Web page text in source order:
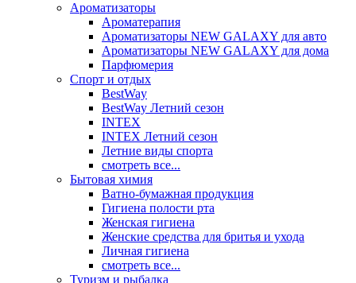
Ароматизаторы
Ароматерапия
Ароматизаторы NEW GALAXY для авто
Ароматизаторы NEW GALAXY для дома
Парфюмерия
Спорт и отдых
BestWay
BestWay Летний сезон
INTEX
INTEX Летний сезон
Летние виды спорта
смотреть все...
Бытовая химия
Ватно-бумажная продукция
Гигиена полости рта
Женская гигиена
Женские средства для бритья и ухода
Личная гигиена
смотреть все...
Туризм и рыбалка